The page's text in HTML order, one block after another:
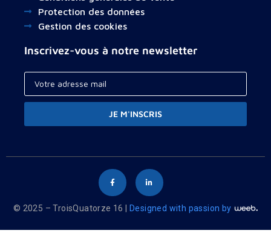
Protection des données
Gestion des cookies
Inscrivez-vous à notre newsletter
JE M'INSCRIS
© 2025 – TroisQuatorze 16 | Designed with passion by